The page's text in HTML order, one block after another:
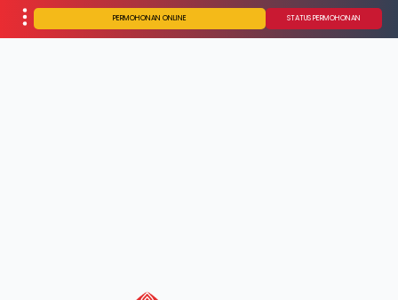
PERMOHONAN ONLINE STATUS PERMOHONAN